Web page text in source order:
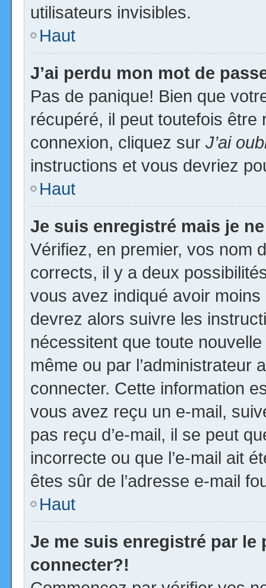
utilisateurs invisibles.
Haut
J’ai perdu mon mot de
Pas de panique! Bien que
récupéré, il peut toutefois
connexion, cliquez sur J’ai
instructions et vous devriez
Haut
Je suis enregistré mais je
Vérifiez, en premier, vos nom
corrects, il y a deux
vous avez indiqué avoir
devrez alors suivre les
nécessitent que toute
même ou par l’administrateur
connecter. Cette information
vous avez reçu un e-mail,
pas reçu d’e-mail, il se peut
incorrecte ou que l’e-mail ait
êtes sûr de l’adresse e-mail
Haut
Je me suis enregistré par le
connecter?!